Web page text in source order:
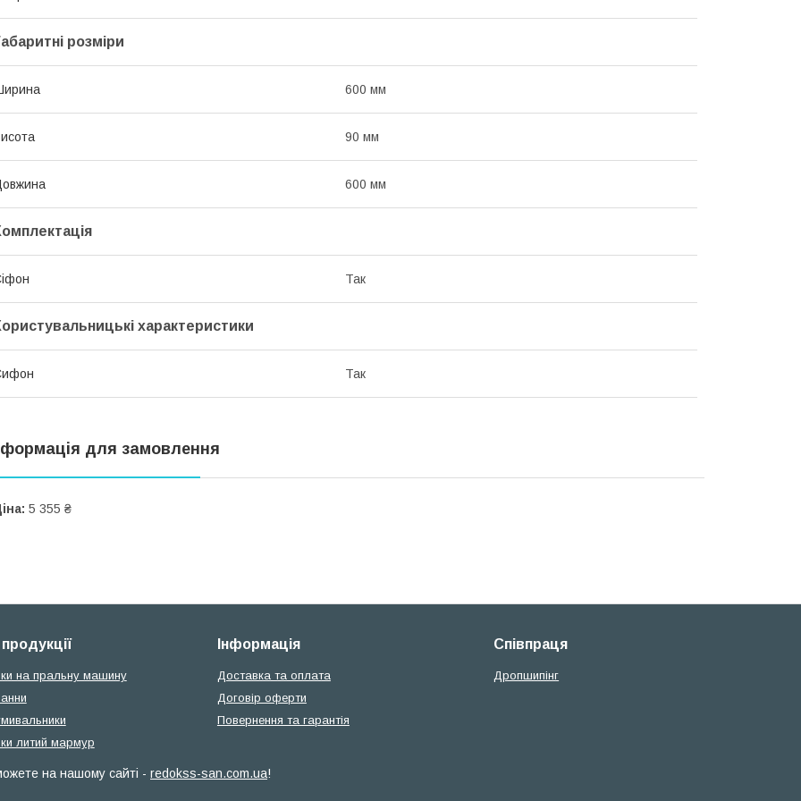
розміри
600 мм
90 мм
600 мм
Так
характеристики
Так
для замовлення
5 355 ₴
на пральну машину
литий мармур
Інформація
Доставка та оплата
Договір оферти
Повернення та гарантія
Співпраця
Дропшипінг
на нашому сайті - redokss-san.com.ua!